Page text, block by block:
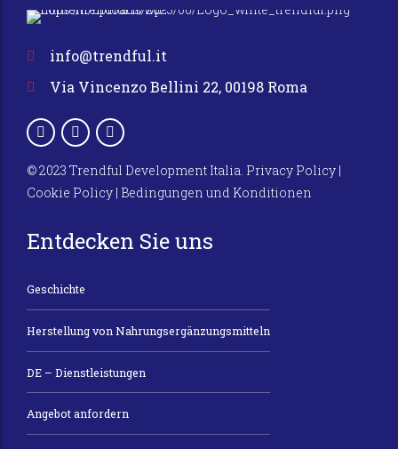
info@trendful.it
Via Vincenzo Bellini 22, 00198 Roma
© 2023 Trendful Development Italia. Privacy Policy |
Cookie Policy | Bedingungen und Konditionen
Entdecken Sie uns
Geschichte
Herstellung von Nahrungsergänzungsmitteln
DE – Dienstleistungen
Angebot anfordern